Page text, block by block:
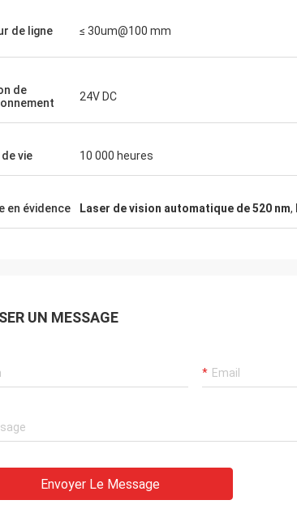
de ligne ≤ 30um@100 mm
de
24V DC
de vie 10 000 heures
en évidence Laser de vision automatique de 520 nm,
UN MESSAGE
Envoyer Le Message